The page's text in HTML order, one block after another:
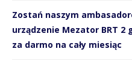
Zostań naszym
urządzenie Mezator BRT 2
za darmo na cały miesiąc